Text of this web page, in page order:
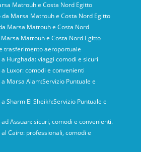
Matrouh e Costa Nord Egitto
Marsa Matrouh e Costa Nord Egitto
Marsa Matrouh e Costa Nord
Matrouh e Costa Nord Egitto
trasferimento aeroportuale
Hurghada: viaggi comodi e sicuri
Luxor: comodi e convenienti
Marsa Alam:Servizio Puntuale e
Sharm El Sheikh:Servizio Puntuale e
Assuan: sicuri, comodi e convenienti.
Cairo: professionali, comodi e